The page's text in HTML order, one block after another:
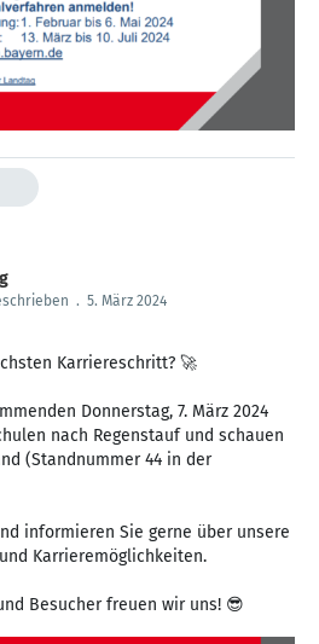
. 5. März 2024
Karriereschritt? 🚀
Donnerstag, 7. März 2024
nach Regenstauf und schauen
(Standnummer 44 in der
informieren Sie gerne über unsere
Karrieremöglichkeiten.
Besucher freuen wir uns! 😎